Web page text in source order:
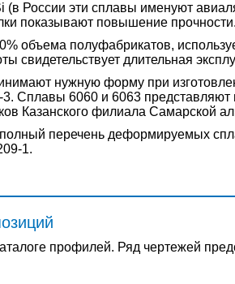
России эти сплавы именуют
показывают повышение прочности.
объема полуфабрикатов,
свидетельствует длительная
нужную форму при
Сплавы 6060 и 6063 представляют
Казанского филиала Самарской
перечень деформируемых
1.
профилей. Ряд чертежей